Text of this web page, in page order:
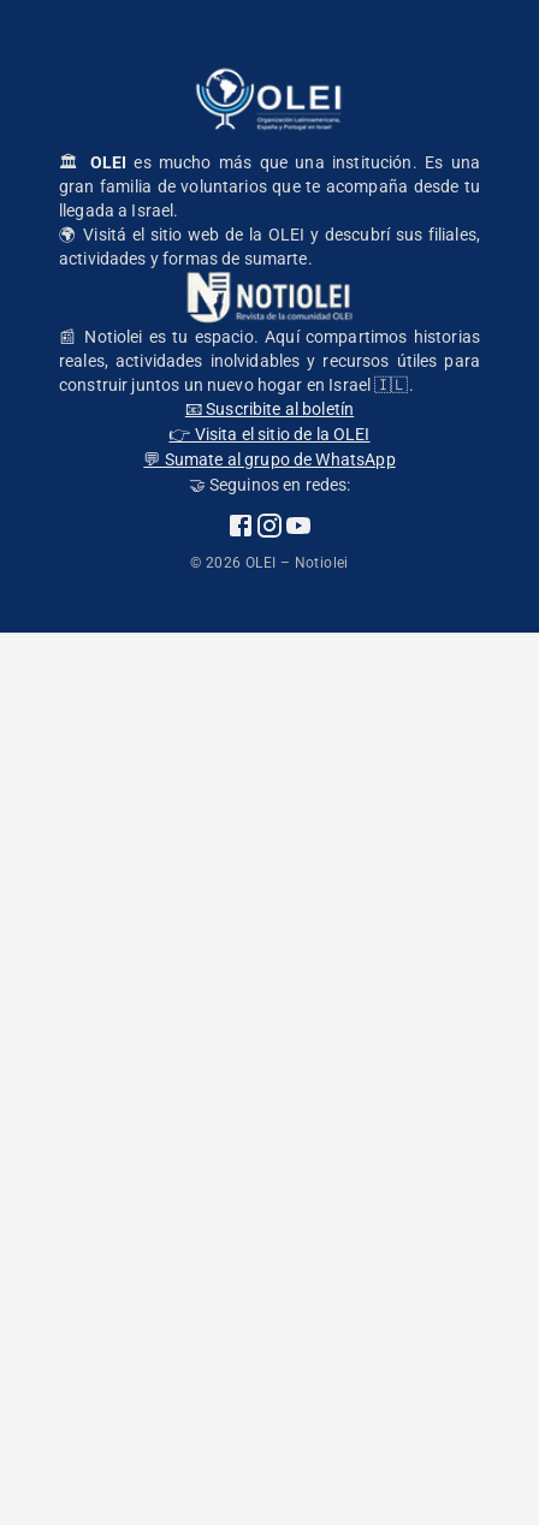
🏛️ OLEI es mucho más que una institución. Es una
gran familia de voluntarios que te acompaña desde tu
llegada a Israel.
🌍 Visitá el sitio web de la OLEI y descubrí sus filiales,
actividades y formas de sumarte.
📰 Notiolei es tu espacio. Aquí compartimos historias
reales, actividades inolvidables y recursos útiles para
construir juntos un nuevo hogar en Israel 🇮🇱.
📧 Suscribite al boletín
👉 Visita el sitio de la OLEI
💬 Sumate al grupo de WhatsApp
🤝 Seguinos en redes:
© 2026 OLEI – Notiolei